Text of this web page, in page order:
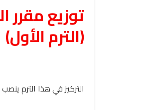
توزيع مقرر
(الترم الأول)
التركيز في هذا الترم